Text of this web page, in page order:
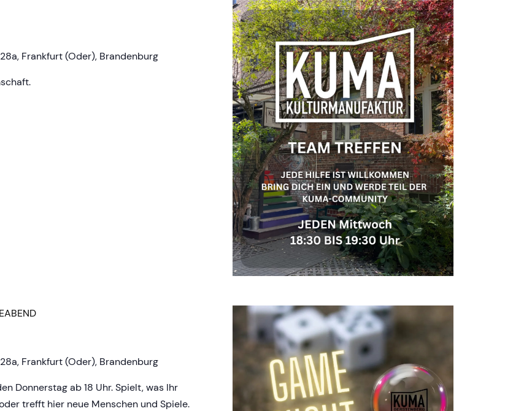
Frankfurt (Oder), Brandenburg
Frankfurt (Oder), Brandenburg
Donnerstag ab 18 Uhr. Spielt, was Ihr
trefft hier neue Menschen und Spiele.